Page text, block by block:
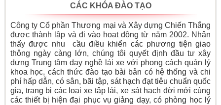
CÁC KHÓA ĐÀO TẠO
Công ty Cổ phần Thương mại và Xây dựng Chiến Thắng
được thành lập và đi vào hoạt động từ năm 2002. Nhận
thấy được nhu cầu điều khiển các phương tiện giao
thông ngày càng lớn, chúng tôi quyết định đầu tư xây
dựng Trung tâm dạy nghề lái xe với phong cách quản lý
khoa học, cách thức đào tạo bài bản có hệ thống và chi
phí hấp dẫn, có sân, bãi tập, sát hạch đạt tiêu chuẩn quốc
gia, trang bị các loại xe tập lái, xe sát hạch đời mới cùng
các thiết bị hiện đại phục vụ giảng dạy, có phòng học lý